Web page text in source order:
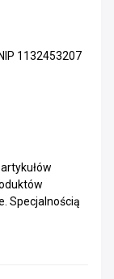
NIP 1132453207
Specjalnością